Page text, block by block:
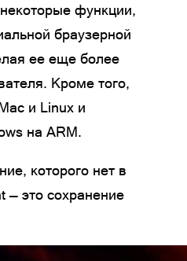
функции,
браузерной
ее еще более
Кроме того,
и Linux и
на ARM.
которого нет в
— это сохранение